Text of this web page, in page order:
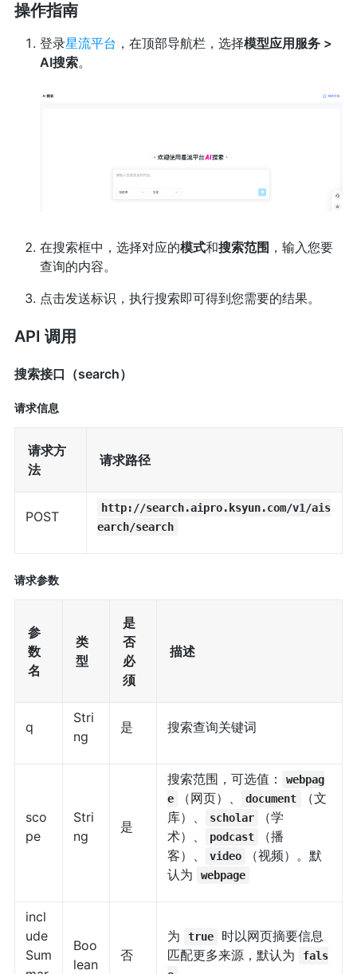
操作指南
登录星流平台 ，在顶部导航栏，选择模型应用服务 >
AI搜索。
在搜索框中，选择对应的模式和搜索范围 ，输入您要
查询的内容。
点击发送标识，执行搜索即可得到您需要的结果。
API 调用
搜索接口（search）
请求信息
请求方
法
请求路径
POST
http://search.aipro.ksyun.com/v1/ais
earch/search
请求参数
参
数
名
类
型
是
否
必
须
描述
q
Stri
ng
是 搜索查询关键词
sco
pe
Stri
ng
是
搜索范围，可选值：
webpag
e
（网页）、 document
（文
库）、
scholar
（学
术）、
podcast
（播
客）、
video
（视频）。默
认为
webpage
incl
ude
Sum
Boo
lean
否
为 true
时以网页摘要信息
匹配更多来源，默认为
fals